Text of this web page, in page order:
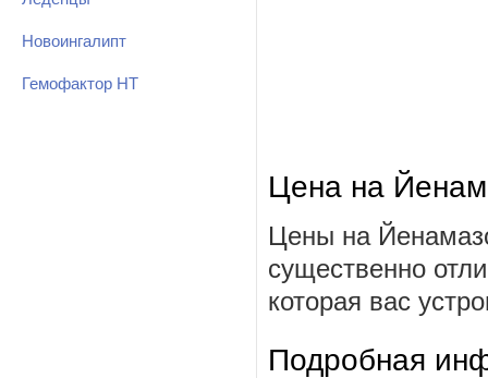
Новоингалипт
Гемофактор НТ
Цена на
Цены на
существенно
которая вас
Подробная